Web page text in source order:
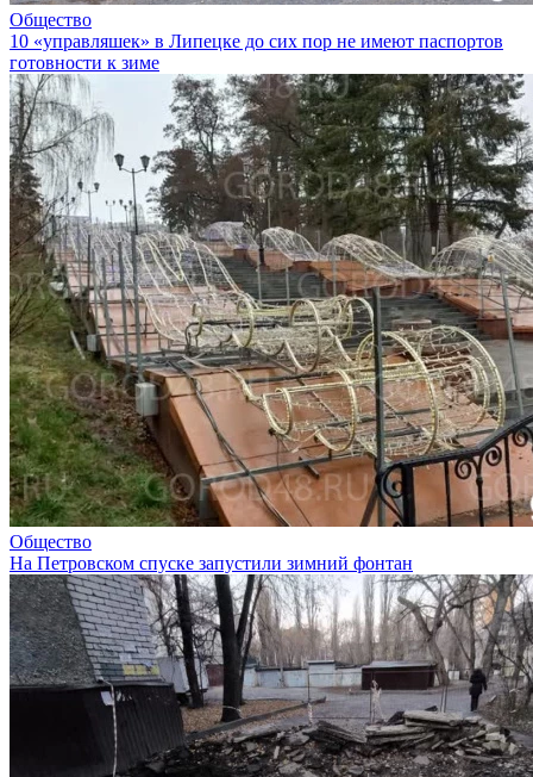
Общество
10 «управляшек» в Липецке до сих пор не имеют паспортов
готовности к зиме
Общество
На Петровском спуске запустили зимний фонтан